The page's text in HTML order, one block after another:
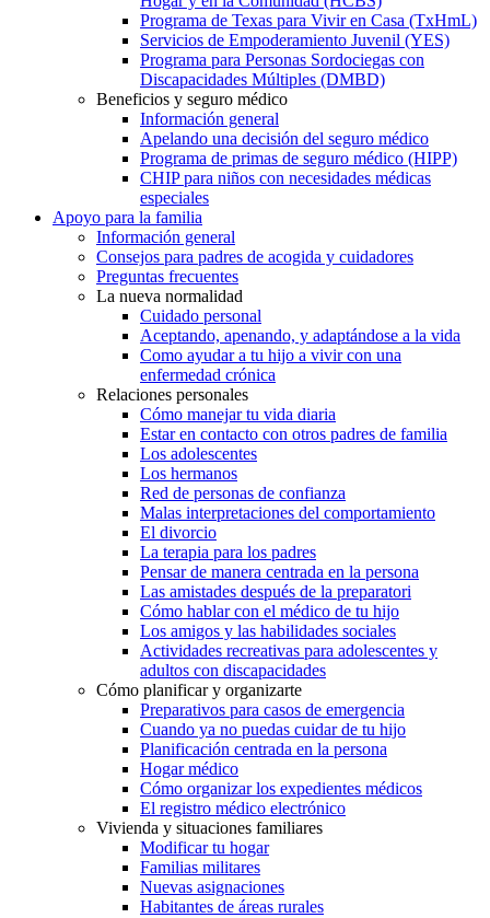
Programa de Texas para Vivir en Casa (TxHmL)
Servicios de Empoderamiento Juvenil (YES)
Programa para Personas Sordociegas con
Discapacidades Múltiples (DMBD)
Beneficios y seguro médico
Información general
Apelando una decisión del seguro médico
Programa de primas de seguro médico (HIPP)
CHIP para niños con necesidades médicas
especiales
Apoyo para la familia
Información general
Consejos para padres de acogida y cuidadores
Preguntas frecuentes
La nueva normalidad
Cuidado personal
Aceptando, apenando, y adaptándose a la vida
Como ayudar a tu hijo a vivir con una
enfermedad crónica
Relaciones personales
Cómo manejar tu vida diaria
Estar en contacto con otros padres de familia
Los adolescentes
Los hermanos
Red de personas de confianza
Malas interpretaciones del comportamiento
El divorcio
La terapia para los padres
Pensar de manera centrada en la persona
Las amistades después de la preparatori
Cómo hablar con el médico de tu hijo
Los amigos y las habilidades sociales
Actividades recreativas para adolescentes y
adultos con discapacidades
Cómo planificar y organizarte
Preparativos para casos de emergencia
Cuando ya no puedas cuidar de tu hijo
Planificación centrada en la persona
Hogar médico
Cómo organizar los expedientes médicos
El registro médico electrónico
Vivienda y situaciones familiares
Modificar tu hogar
Familias militares
Nuevas asignaciones
Habitantes de áreas rurales